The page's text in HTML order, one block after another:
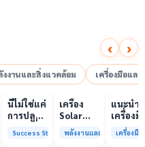
‹ ›
งานและสิ่งแวดล้อม เครื่องมือแล
งแวดล้อม
เล่นวิดีโอ
นี่ไม่ใช่แค่
การปลูก
คือการ
Success Story
เครื่อง
Solar
Simulator
มาตรฐาน
พลังงานและสิ่งแวดล้อม
เล่
01:00
แนะนำ
เครื่องมื
วิเคราะ
ทดสอบ
เครื่องมื